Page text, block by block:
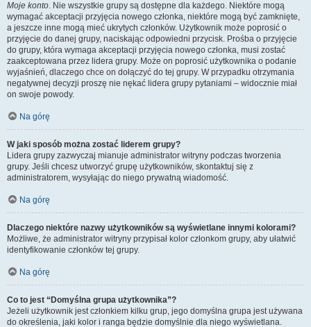
Moje konto. Nie wszystkie grupy są dostępne dla każdego. Niektóre mogą
wymagać akceptacji przyjęcia nowego członka, niektóre mogą być zamknięte,
a jeszcze inne mogą mieć ukrytych członków. Użytkownik może poprosić o
przyjęcie do danej grupy, naciskając odpowiedni przycisk. Prośba o przyjęcie
do grupy, która wymaga akceptacji przyjęcia nowego członka, musi zostać
zaakceptowana przez lidera grupy. Może on poprosić użytkownika o podanie
wyjaśnień, dlaczego chce on dołączyć do tej grupy. W przypadku otrzymania
negatywnej decyzji proszę nie nękać lidera grupy pytaniami – widocznie miał
on swoje powody.
Na górę
W jaki sposób można zostać liderem grupy?
Lidera grupy zazwyczaj mianuje administrator witryny podczas tworzenia
grupy. Jeśli chcesz utworzyć grupę użytkowników, skontaktuj się z
administratorem, wysyłając do niego prywatną wiadomość.
Na górę
Dlaczego niektóre nazwy użytkowników są wyświetlane innymi kolorami?
Możliwe, że administrator witryny przypisał kolor członkom grupy, aby ułatwić
identyfikowanie członków tej grupy.
Na górę
Co to jest “Domyślna grupa użytkownika”?
Jeżeli użytkownik jest członkiem kilku grup, jego domyślna grupa jest używana
do określenia, jaki kolor i ranga będzie domyślnie dla niego wyświetlana.